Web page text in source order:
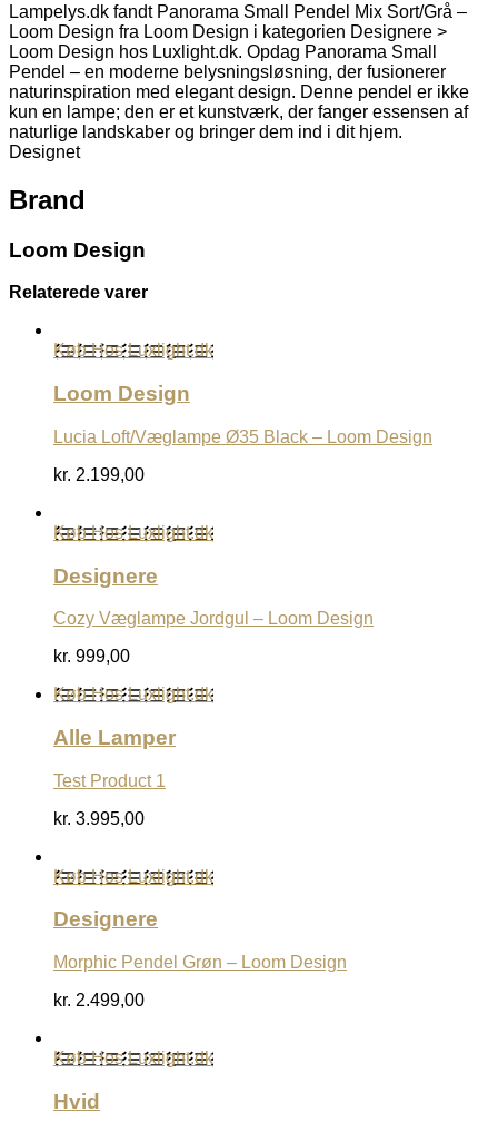
Lampelys.dk fandt Panorama Small Pendel Mix Sort/Grå –
Loom Design fra Loom Design i kategorien Designere >
Loom Design hos Luxlight.dk. Opdag Panorama Small
Pendel – en moderne belysningsløsning, der fusionerer
naturinspiration med elegant design. Denne pendel er ikke
kun en lampe; den er et kunstværk, der fanger essensen af
naturlige landskaber og bringer dem ind i dit hjem.
Designet
Brand
Loom Design
Relaterede varer
Køb Hos Luxlight.dk
Loom Design
Lucia Loft/Væglampe Ø35 Black – Loom Design
kr. 2.199,00
Køb Hos Luxlight.dk
Designere
Cozy Væglampe Jordgul – Loom Design
kr. 999,00
Køb Hos Luxlight.dk
Alle Lamper
Test Product 1
kr. 3.995,00
Køb Hos Luxlight.dk
Designere
Morphic Pendel Grøn – Loom Design
kr. 2.499,00
Køb Hos Luxlight.dk
Hvid